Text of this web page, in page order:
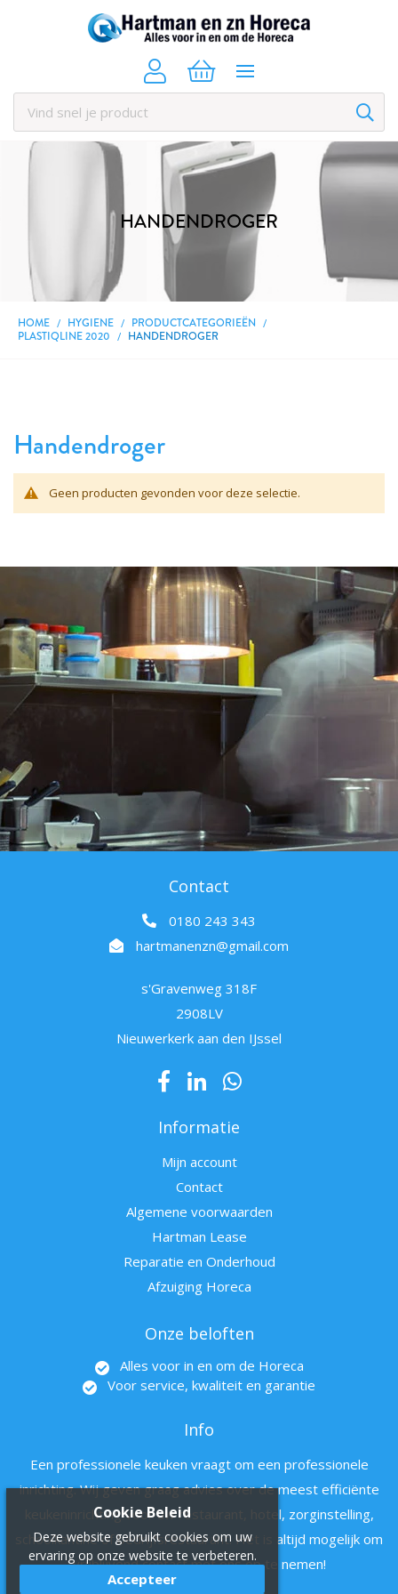
HANDENDROGER
HOME HYGIENE
PRODUCTCATEGORIEËN
PLASTIQLINE 2020
HANDENDROGER
Handendroger
Geen producten gevonden voor deze selectie.
Contact
0180 243 343
hartmanenzn@gmail.com
s'Gravenweg 318F
2908LV
Nieuwerkerk aan den IJssel
Informatie
Mijn account
Contact
Algemene voorwaarden
Hartman Lease
Reparatie en Onderhoud
Afzuiging Horeca
Onze beloften
Alles voor in en om de Horeca
Voor service, kwaliteit en garantie
Info
Een professionele keuken vraagt om een professionele
inrichting. Wij geven graag advies over de meest efficiënte
keukeninrichting voor uw restaurant, hotel, zorginstelling,
schoolkantine of bedrijfsrestaurant. Het is altijd mogelijk om
vrijblijvend contact met ons op te nemen!
Cookie Beleid
Deze website gebruikt cookies om uw
ervaring op onze website te verbeteren.
Accepteer